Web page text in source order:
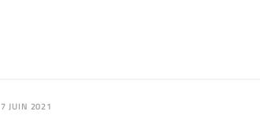
7 JUIN 2021